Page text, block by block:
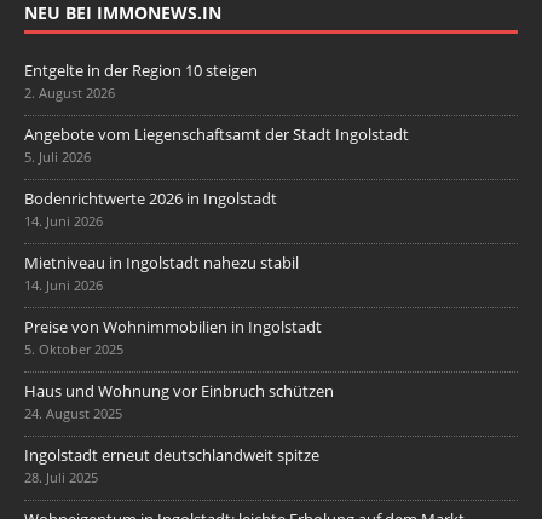
NEU BEI IMMONEWS.IN
Entgelte in der Region 10 steigen
2. August 2026
Angebote vom Liegenschaftsamt der Stadt Ingolstadt
5. Juli 2026
Bodenrichtwerte 2026 in Ingolstadt
14. Juni 2026
Mietniveau in Ingolstadt nahezu stabil
14. Juni 2026
Preise von Wohnimmobilien in Ingolstadt
5. Oktober 2025
Haus und Wohnung vor Einbruch schützen
24. August 2025
Ingolstadt erneut deutschlandweit spitze
28. Juli 2025